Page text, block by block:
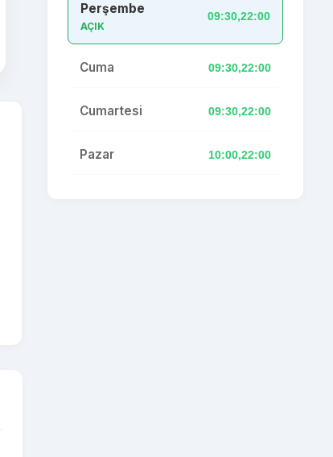
Perşembe
AÇIK
09:30,22:00
Cuma 09:30,22:00
Cumartesi 09:30,22:00
Pazar 10:00,22:00